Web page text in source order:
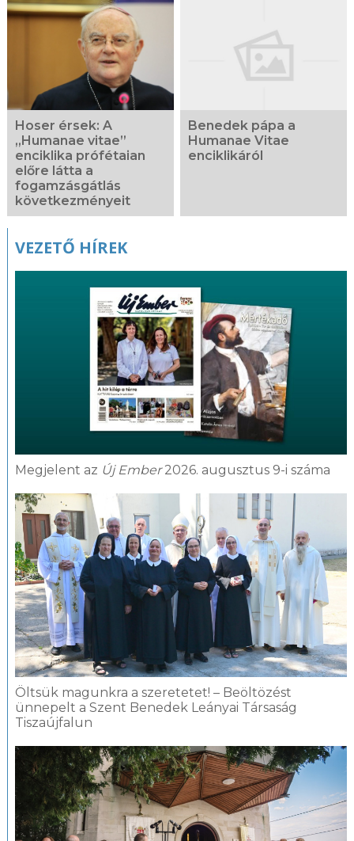
Kapcsolódó
fotógaléria
Hoser érsek: A
„Humanae vitae”
enciklika prófétaian
előre látta a
fogamzásgátlás
következményeit
Benedek pápa a
Humanae Vitae
enciklikáról
VEZETŐ HÍREK
Megjelent az Új Ember2026. augusztus 9-i száma
Öltsük magunkra a szeretetet! – Beöltözést
ünnepelt a Szent Benedek Leányai Társaság
Tiszaújfalun